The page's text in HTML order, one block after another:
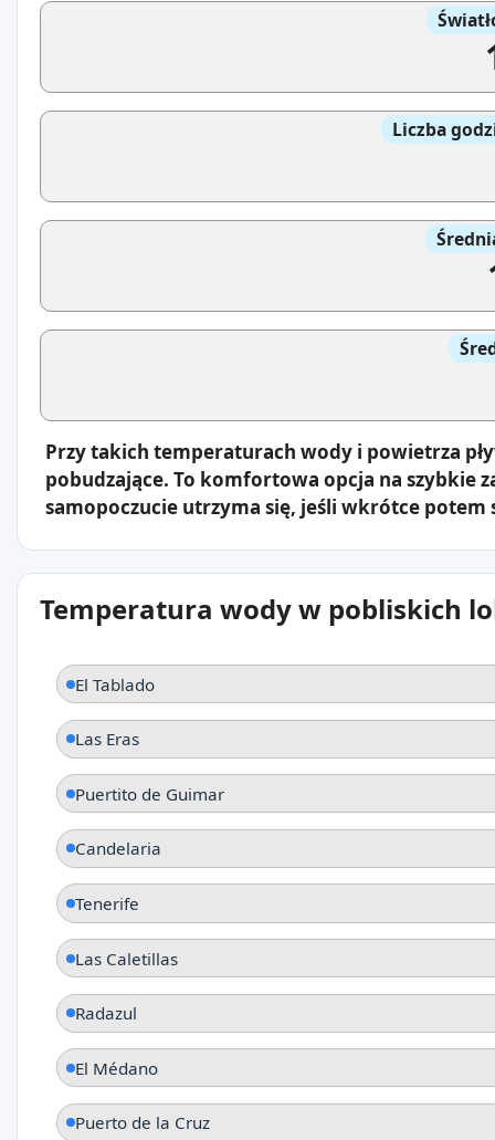
Liczba
Przy takich temperaturach wody i powietrza
pobudzające. To komfortowa opcja na szybkie
samopoczucie utrzyma się, jeśli wkrótce potem
Temperatura wody w pobliskich
El Tablado
Las Eras
Puertito de Guimar
Candelaria
Tenerife
Las Caletillas
Radazul
El Médano
Puerto de la Cruz